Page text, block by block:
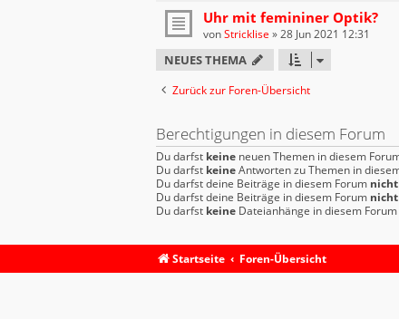
Uhr mit femininer Optik?
vonStricklise »28 Jun 2021 12:31
NEUES THEMA
Zurück zur Foren-Übersicht
Berechtigungen in diesem Forum
Du darfst keine neuen Themen in diesem
Du darfst keineAntworten zu Themen in
Du darfst deine Beiträge in diesem Forum nicht
Du darfst deine Beiträge in diesem Forum nicht
Du darfst keine Dateianhänge in diesem
Startseite Foren-Übersicht